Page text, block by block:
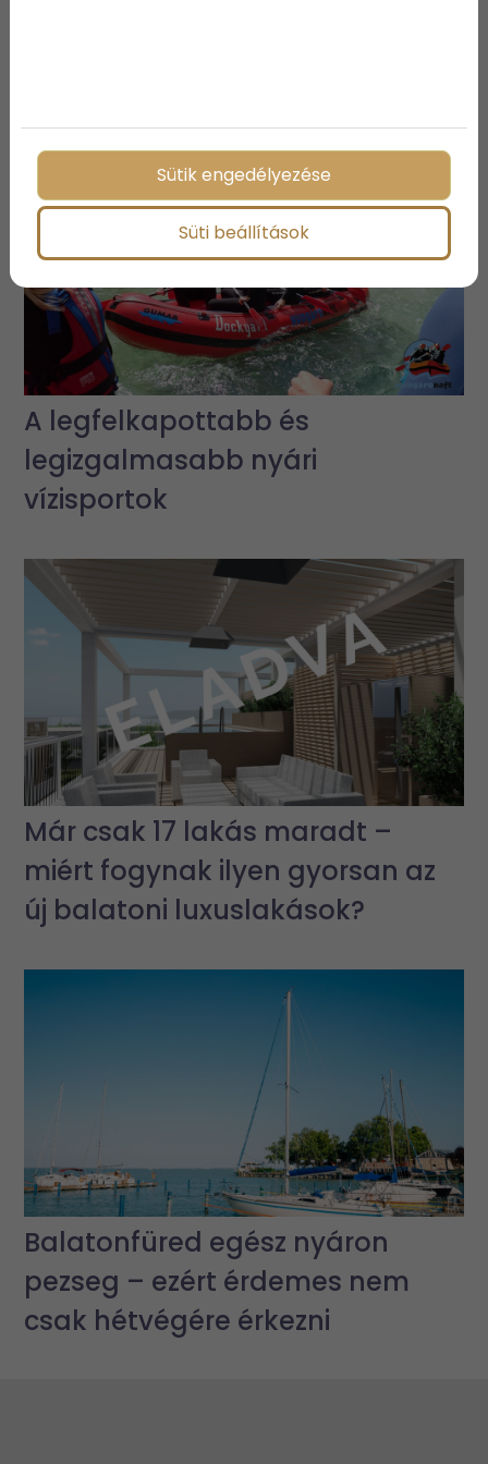
A legfelkapottabb és
legizgalmasabb nyári
vízisportok
Már csak 17 lakás maradt –
miért fogynak ilyen gyorsan az
új balatoni luxuslakások?
Balatonfüred egész nyáron
pezseg – ezért érdemes nem
csak hétvégére érkezni
Sütik engedélyezése
Süti beállítások